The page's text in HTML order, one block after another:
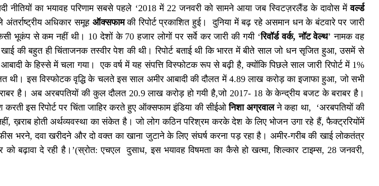
नीतियों का भयावह परिणाम सबसे पहले ‘2018 में 22 जनवरी को सामने आया जब स्विटज़रलैंड के दावोस मेंवर्ल्ड
अधिकार समूह ऑक्सफामकी रिपोर्ट प्रकाशित हुई। दुनिया में बढ़ रहे असमान धन के बंटवारे पर जारी
भूकंप से कम नहीं थी। 10 देशों के 70 हजार लोगों पर सर्वे कर जारी की गयी ‘रिवॉर्ड वर्क, नॉट वेल्थ’ नामक वह
खाई की बहुत ही चिंताजनक तस्वीर पेश की थी। रिपोर्ट बताई थी कि भारत में बीते साल जो धन सृजित हुआ, उसमें से
के हिस्से में चला गया। एक वर्ष में यह संपत्ति विस्फोटक रूप से बढ़ी है, क्योंकि पिछले साल जारी रिपोर्ट में 1%
थी। इस विस्फोटक वृद्धि के चलते इस साल अमीर आबादी की दौलत में 4.89 लाख करोड़ का इजाफा हुआ, जो सभी
है। अब अरबपतियों की कुल दौलत 20.9 लाख करोड़ हो गयी है,जो 2017- 18 के केन्द्रीय बजट के बराबर है।
करती इस रिपोर्ट पर चिंता जाहिर करते हुए ऑक्सफाम इंडिया की सीईओनिशा अग्रवालने कहा था, ‘अरबपतियों की
ख़राब होती अर्थव्यवस्था का संकेत है। जो लोग कठिन परिश्रम करके देश के लिए भोजन उगा रहे हैं, फैक्ट्ररियोंमें
भरने, दवा खरीदने और दो वक्त का खाना जुटाने के लिए संघर्ष करना पड़ रहा है। अमीर-गरीब की खाई लोकतंत्र
को बढ़ावा दे रही है।’(स्रोत: एचएल दुसाध, इस भयावह विषमता का कैसे हो खत्मा, शिल्कार टाइम्स, 28 जनवरी,